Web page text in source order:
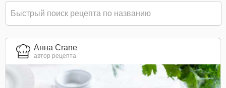
Анна Crane
автор рецепта